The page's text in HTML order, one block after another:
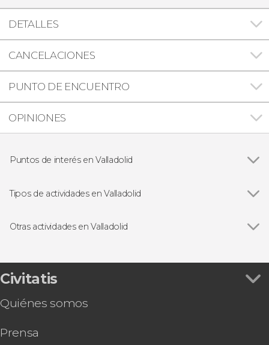
DETALLES
CANCELACIONES
PUNTO DE ENCUENTRO
OPINIONES
Puntos de interés en Valladolid
Tipos de actividades en Valladolid
Gastronomía y enoturismo
Otras actividades en Valladolid
Free tour por Valladolid
Tour teatralizado por el Palacio Real de
Free tour de los misterios y leyendas de
Criptas y ruinas de Valladolid
Civitatis
Quiénes somos
Prensa